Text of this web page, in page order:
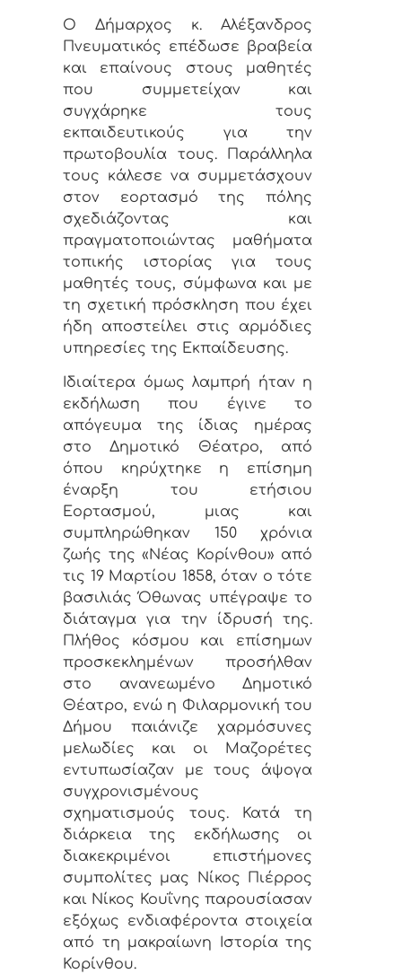
Ο Δήμαρχος κ. Αλέξανδρος
Πνευματικός επέδωσε βραβεία
και επαίνους στους μαθητές
που συμμετείχαν και
συγχάρηκε τους
εκπαιδευτικούς για την
πρωτοβουλία τους. Παράλληλα
τους κάλεσε να συμμετάσχουν
στον εορτασμό της πόλης
σχεδιάζοντας και
πραγματοποιώντας μαθήματα
τοπικής ιστορίας για τους
μαθητές τους, σύμφωνα και με
τη σχετική πρόσκληση που έχει
ήδη αποστείλει στις αρμόδιες
υπηρεσίες της Εκπαίδευσης.
Ιδιαίτερα όμως λαμπρή ήταν η
εκδήλωση που έγινε το
απόγευμα της ίδιας ημέρας
στο Δημοτικό Θέατρο, από
όπου κηρύχτηκε η επίσημη
έναρξη του ετήσιου
Εορτασμού, μιας και
συμπληρώθηκαν 150 χρόνια
ζωής της «Νέας Κορίνθου» από
τις 19 Μαρτίου 1858, όταν ο τότε
βασιλιάς Όθωνας υπέγραψε το
διάταγμα για την ίδρυσή της.
Πλήθος κόσμου και επίσημων
προσκεκλημένων προσήλθαν
στο ανανεωμένο Δημοτικό
Θέατρο, ενώ η Φιλαρμονική του
Δήμου παιάνιζε χαρμόσυνες
μελωδίες και οι Μαζορέτες
εντυπωσίαζαν με τους άψογα
συγχρονισμένους
σχηματισμούς τους. Κατά τη
διάρκεια της εκδήλωσης οι
διακεκριμένοι επιστήμονες
συμπολίτες μας Νίκος Πιέρρος
και Νίκος Κουΐνης παρουσίασαν
εξόχως ενδιαφέροντα στοιχεία
από τη μακραίωνη Ιστορία της
Κορίνθου.